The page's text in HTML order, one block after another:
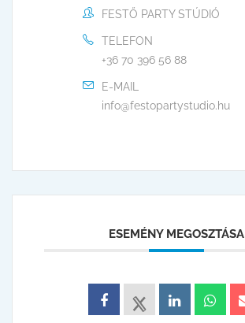
FESTŐ PARTY STÚDIÓ
TELEFON
+36 70 396 56 88
E-MAIL
info@festopartystudio.hu
ESEMÉNY MEGOSZTÁSA